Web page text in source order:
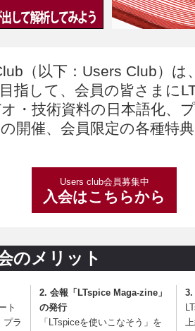
（以下：Users Club）は
指して、会員の皆さまに
・技術資料の日本語化、
開催、会員限定の各種特
Users club会員募集中
入会はこちらから
のメリット
ト
プラ
2. 会報「LTspice Maga-zine」
の発行
「LTspiceを使いこなそう」を
3.